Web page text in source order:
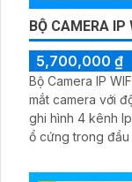
BỘ CAMERA IP
5,700,000 ₫
Bộ Camera IP
mắt camera với
ghi hình 4 kênh
ổ cứng trong
giám sát có màu